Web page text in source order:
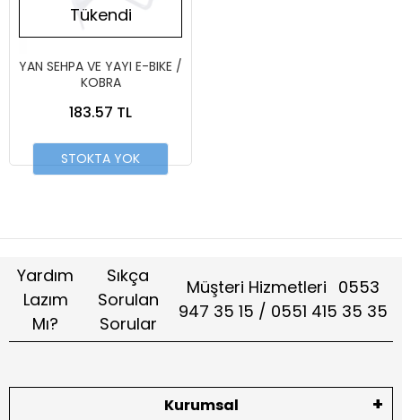
Tükendi
YAN SEHPA VE YAYI E-BIKE /
KOBRA
183.57 TL
STOKTA YOK
Yardım
Lazım
Mı?
Sıkça
Sorulan
Sorular
Müşteri Hizmetleri 0553
947 35 15 / 0551 415 35 35
Kurumsal